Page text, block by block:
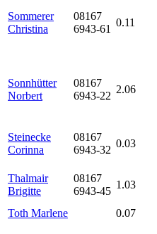
Sommerer
Christina
08167
6943-61
0.11
Sonnhütter
Norbert
08167
6943-22
2.06
Steinecke
Corinna
08167
6943-32
0.03
Thalmair
Brigitte
08167
6943-45
1.03
Toth Marlene
0.07